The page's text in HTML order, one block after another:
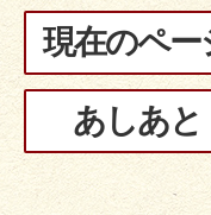
現在のペー
あしあと